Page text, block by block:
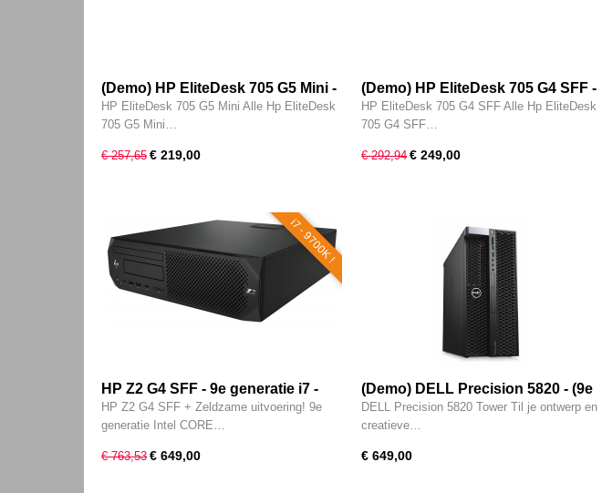
(Demo) HP EliteDesk 705 G5 Mini -
(9e generatie) AMD Ryzen 3 Pro @
3200G - 8GB - 256GB M.2 SSD -
HP EliteDesk 705 G5 Mini Alle Hp EliteDesk
705 G5 Mini…
€ 257,65 € 219,00
(Demo) HP EliteDesk 705 G4 SFF -
(8e generatie) AMD Ryzen 5 Pro @
2400G - 8GB - 256GB M.2 SSD -
Vega 11 - W11 Pro
HP EliteDesk 705 G4 SFF Alle Hp EliteDesk
705 G4 SFF…
€ 292,94 € 249,00
i7 - 9700K !
HP Z2 G4 SFF - 9e generatie i7 -
9700K - 8-CORE - 16GB - 512GB
SSD - DVD - Intel UHD - W11 Pro
HP Z2 G4 SFF + Zeldzame uitvoering! 9e
generatie Intel CORE…
€ 763,53 € 649,00
(Demo) DELL Precision 5820 - (9e
generatie) Intel XEON W-2223 @ 8x
3.90GHz - 32GB - 512GB M.2 SSD -
M4000 - W11 Pro
DELL Precision 5820 Tower Til je ontwerp en
creatieve…
€ 649,00